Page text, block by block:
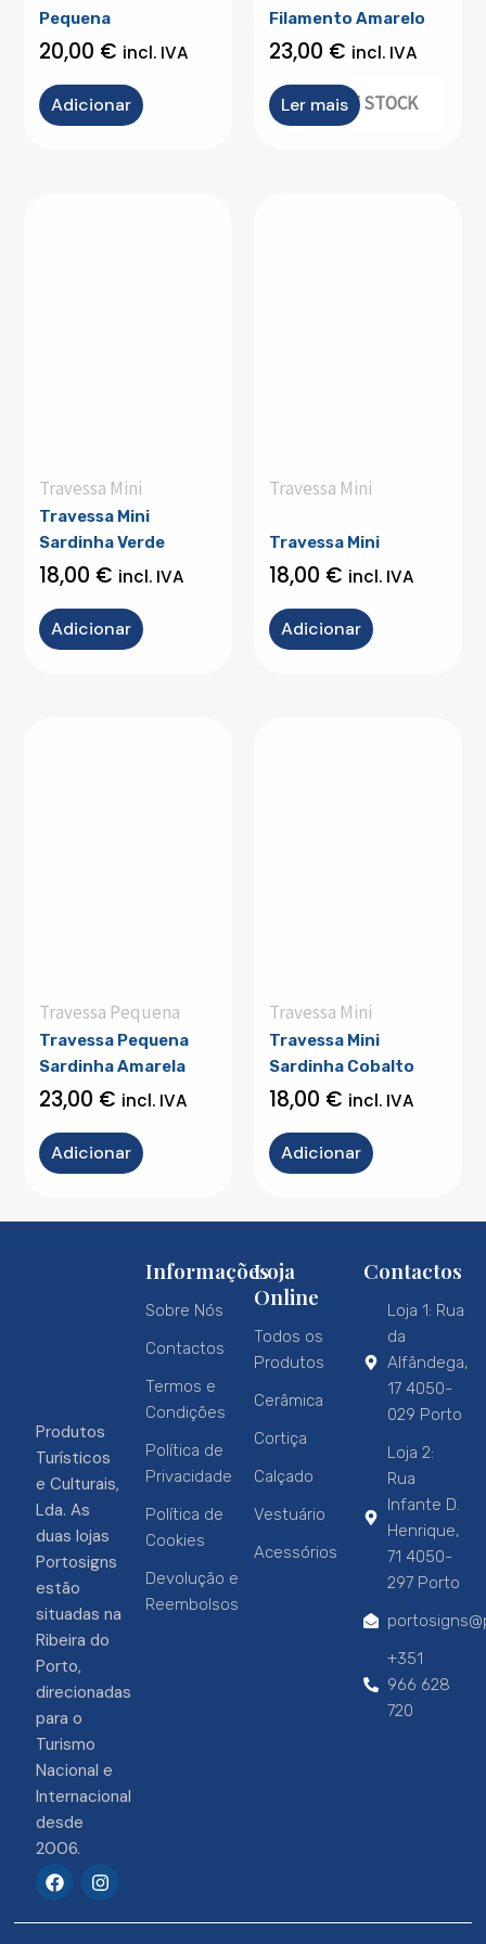
Pequena
20,00 € incl. IVA
Adicionar OUT OF STOCK
Filamento Amarelo
23,00 € incl. IVA
Ler mais
Travessa Mini
Travessa Mini
Sardinha Verde
18,00 € incl. IVA
Adicionar
Travessa Mini
Travessa Mini
18,00 € incl. IVA
Adicionar
Travessa Pequena
Travessa Pequena
Sardinha Amarela
23,00 € incl. IVA
Adicionar
Travessa Mini
Travessa Mini
Sardinha Cobalto
18,00 € incl. IVA
Adicionar
Produtos
Turísticos
e Culturais,
Lda. As
duas lojas
Portosigns
estão
situadas na
Ribeira do
Porto,
direcionadas
para o
Turismo
Nacional e
Internacional
desde
2006.
F
a
e
I
n
t
Informações
Sobre Nós
Contactos
Termos e
Condições
Política de
Privacidade
Política de
Cookies
Devolução e
Reembolsos
Loja
Online
Todos os
Produtos
Cerâmica
Cortiça
Calçado
Vestuário
Acessórios
Contactos
Loja 1: Rua
da
Alfândega,
17 4050-
029 Porto
Loja 2:
Rua
Infante D.
Henrique,
71 4050-
297 Porto
+351
966 628
720